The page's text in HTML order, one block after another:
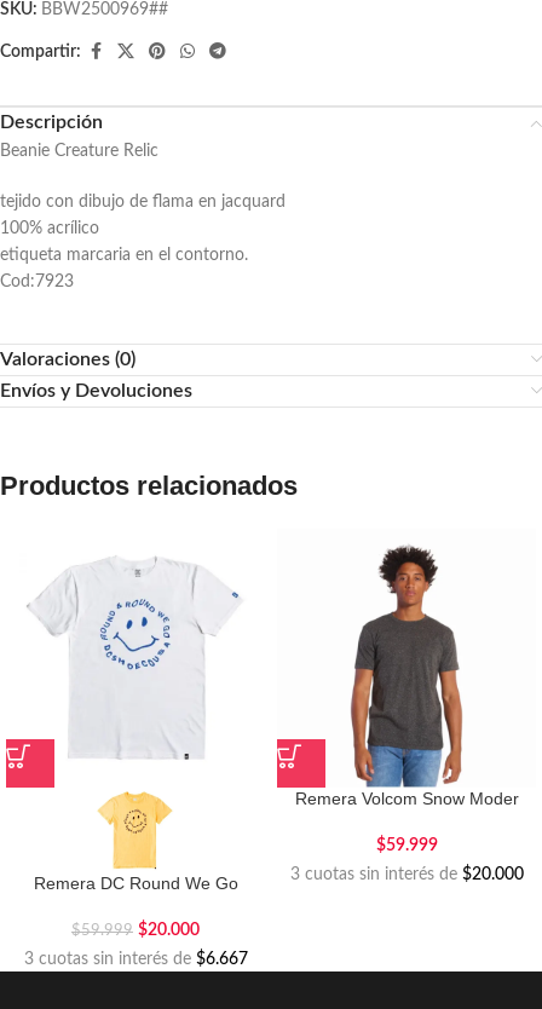
SKU: BBW2500969##
Compartir:
Descripción
Beanie Creature Relic
tejido con dibujo de flama en jacquard
100% acrílico
etiqueta marcaria en el contorno.
Cod:7923
Valoraciones (0)
Envíos y Devoluciones
Productos relacionados
Remera DC Round We Go
$59.999 $20.000
3 cuotas sin interés de $6.667
Remera Volcom Snow Moder
$59.999
3 cuotas sin interés de $20.000